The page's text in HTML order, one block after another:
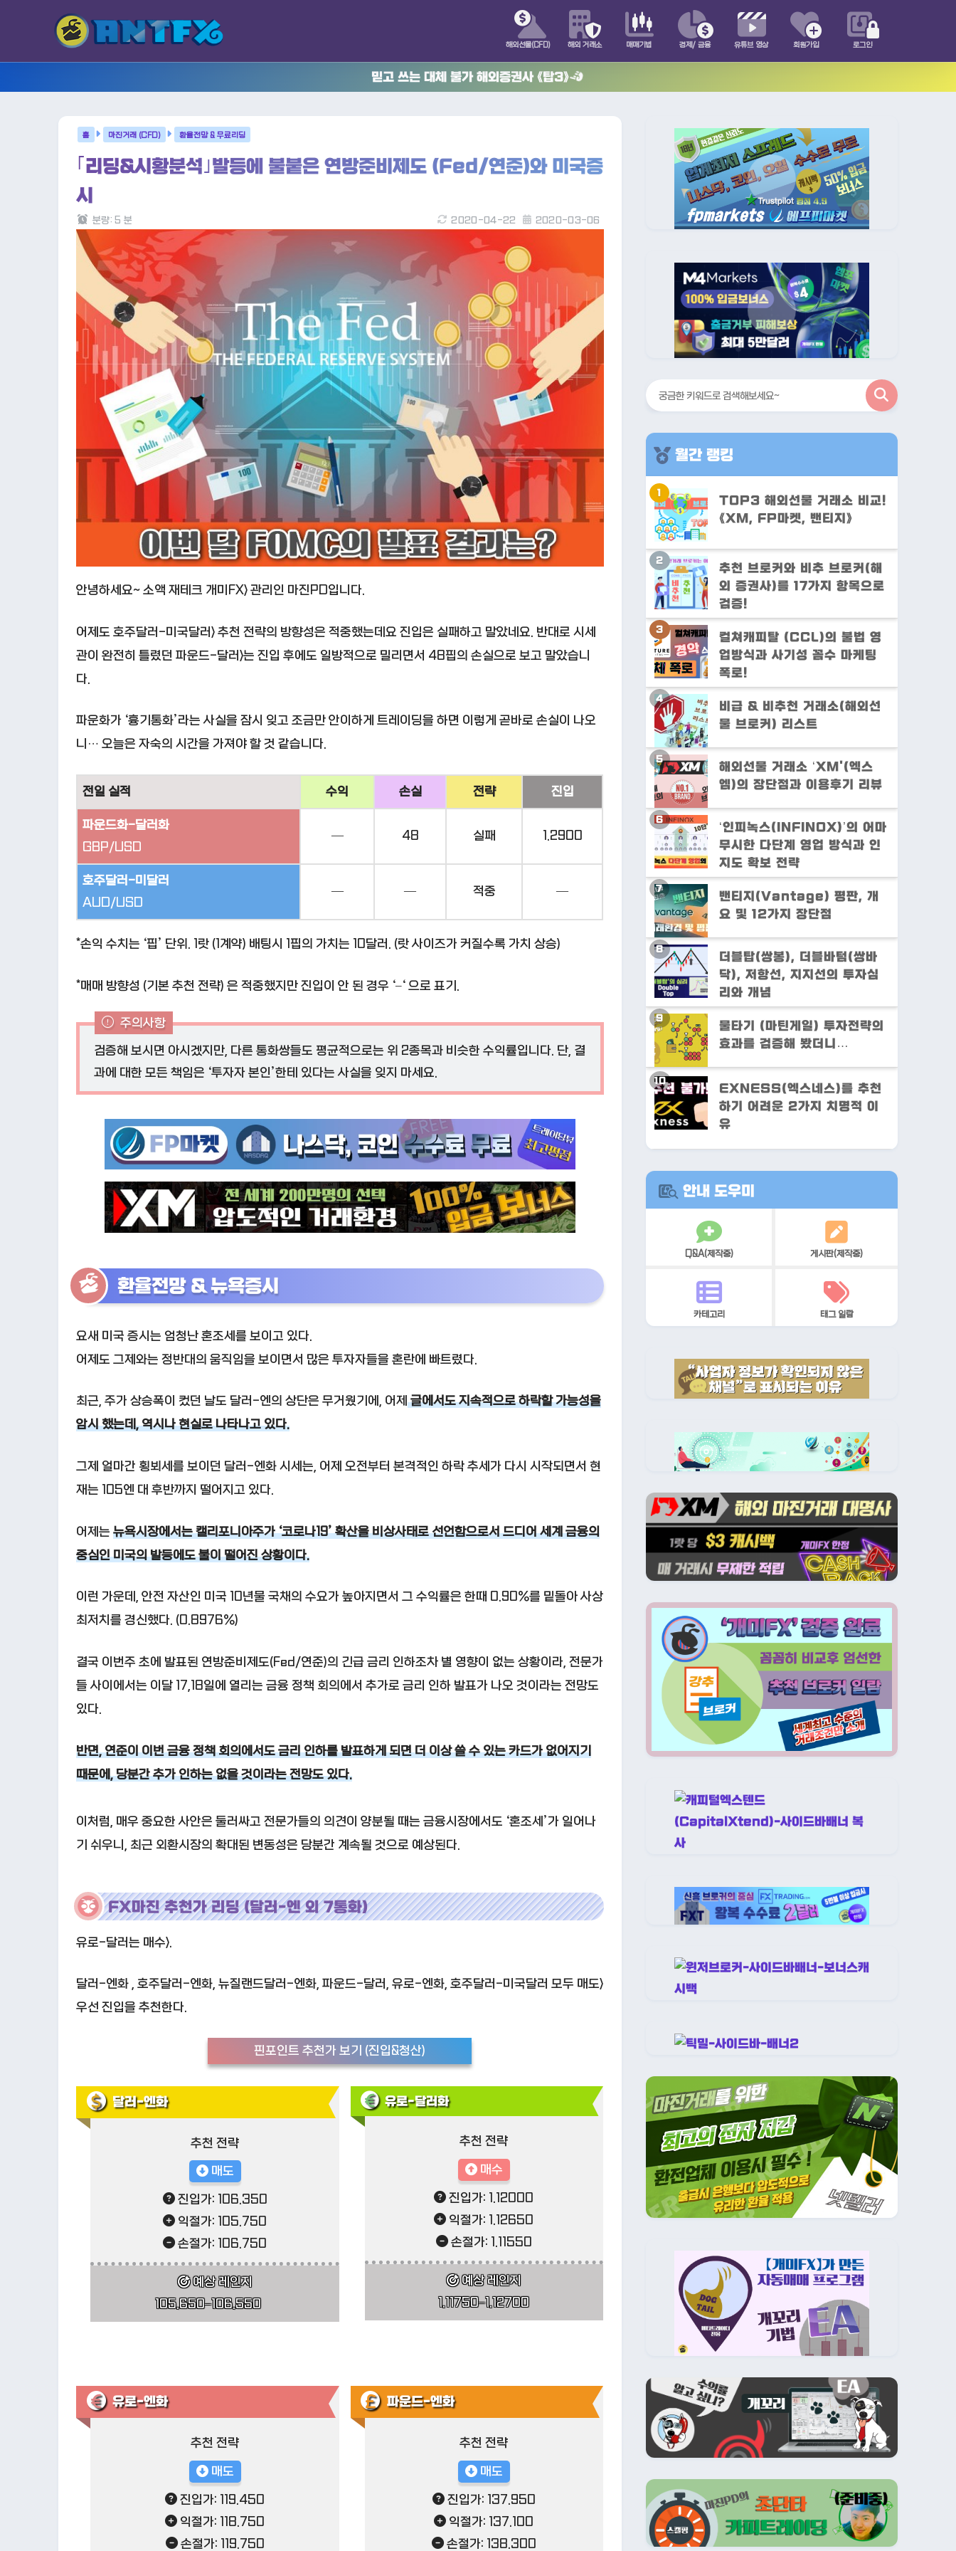
해외선물(CFD) 해외 거래소 매매기법 경제/ 금융 유튜브 영상 회원가입 로그인
믿고 쓰는 대체 불가 해외증권사 《탑3》
마진거래 (CFD) 환율전망 & 무료리딩
｢리딩&시황분석｣발등에 불붙은 연방준비제도 (Fed/연준)와 미국증
시
2020-03-06
2020-04-22
분량: 5 분
안녕하세요~ 소액 재테크 개미FX> 관리인 마진PD입니다.
어제도 호주달러-미국달러> 추천 전략의 방향성은 적중했는데요 진입은 실패하고 말았네요. 반대로 시세
관이 완전히 틀렸던 파운드-달러>는 진입 후에도 일방적으로 밀리면서 48핍의 손실으로 보고 말았습니
다.
파운화가 ‘흉기통화’라는 사실을 잠시 잊고 조금만 안이하게 트레이딩을 하면 이렇게 곧바로 손실이 나오
니… 오늘은 자숙의 시간을 가져야 할 것 같습니다.
전일 실적 수익 손실 전략 진입
파운드화-달러화
GBP/USD
— 48 실패 1.2900
호주달러-미달러
AUD/USD
— — 적중 —
*손익 수치는 ‘핍’ 단위. 1랏 (1계약) 배팅시 1핍의 가치는 10달러. (랏 사이즈가 커질수록 가치 상승)
*매매 방향성 (기본 추천 전략) 은 적중했지만 진입이 안 된 경우 ‘–‘ 으로 표기.
주의사항
검증해 보시면 아시겠지만, 다른 통화쌍들도 평균적으로는 위 2종목과 비슷한 수익률입니다. 단, 결
과에 대한 모든 책임은 ‘투자자 본인’한테 있다는 사실을 잊지 마세요.
환율전망 & 뉴욕증시
요새 미국 증시는 엄청난 혼조세를 보이고 있다.
어제도 그제와는 정반대의 움직임을 보이면서 많은 투자자들을 혼란에 빠트렸다.
최근, 주가 상승폭이 컸던 날도 달러-엔의 상단은 무거웠기에, 어제 글에서도 지속적으로 하락할 가능성을
암시 했는데, 역시나 현실로 나타나고 있다.
그제 얼마간 횡뵈세를 보이던 달러-엔화 시세는, 어제 오전부터 본격적인 하락 추세가 다시 시작되면서 현
재는 105엔 대 후반까지 떨어지고 있다.
어제는 뉴욕시장에서는 캘리포니아주가 ‘코로나19’ 확산을 비상사태로 선언함으로서 드디어 세계 금융의
중심인 미국의 발등에도 불이 떨어진 상황이다.
이런 가운데, 안전 자산인 미국 10년물 국채의 수요가 높아지면서 그 수익률은 한때 0.90%를 밑돌아 사상
최저치를 경신했다. (0.8976%)
결국 이번주 초에 발표된 연방준비제도(Fed/연준)의 긴급 금리 인하조차 별 영향이 없는 상황이라, 전문가
들 사이에서는 이달 17,18일에 열리는 금융 정책 회의에서 추가로 금리 인하 발표가 나오 것이라는 전망도
있다.
반면, 연준이 이번 금융 정책 회의에서도 금리 인하를 발표하게 되면 더 이상 쓸 수 있는 카드가 없어지기
때문에, 당분간 추가 인하는 없을 것이라는 전망도 있다.
이처럼, 매우 중요한 사안은 둘러싸고 전문가들의 의견이 양분될 때는 금융시장에서도 ‘혼조세’가 일어나
기 쉬우니, 최근 외환시장의 확대된 변동성은 당분간 계속될 것으로 예상된다.
FX마진 추천가 리딩 (달러-엔 외 7통화)
유로-달러는 매수>.
달러-엔화 , 호주달러-엔화, 뉴질랜드달러-엔화, 파운드-달러, 유로-엔화, 호주달러-미국달러 모두 매도>
우선 진입을 추천한다.
핀포인트 추천가 보기 (진입&청산)
달러-엔화
추천 전략
매도
진입가: 106.350
익절가: 105.750
손절가: 106.750
예상 레인지
105.650–106.550
유로-달러화
추천 전략
매수
진입가: 1.12000
익절가: 1.12650
손절가: 1.11550
예상 레인지
1.11750–1.12700
유로-엔화
추천 전략
매도
진입가: 119.450
익절가: 118.750
손절가: 119.750
파운드-엔화
추천 전략
매도
진입가: 137.950
익절가: 137.100
손절가: 138.300
검
월간 랭킹
TOP3 해외선물 거래소 비교!
《XM, FP마켓, 밴티지》
추천 브로커와 비추 브로커(해
외 증권사)를 17가지 항목으로
검증!
컬쳐캐피탈 (CCL)의 불법 영
업방식과 사기성 꼼수 마케팅
폭로!
비급 & 비추천 거래소(해외선
물 브로커) 리스트
해외선물 거래소 ‘XM'(엑스
엠)의 장단점과 이용후기 리뷰
‘인피녹스(INFINOX)’의 어마
무시한 다단계 영업 방식과 인
지도 확보 전략
밴티지(Vantage) 평판, 개
요 및 12가지 장단점
더블탑(쌍봉), 더블바텀(쌍바
닥), 저항선, 지지선의 투자심
리와 개념
물타기 (마틴게일) 투자전략의
효과를 검증해 봤더니…
EXNESS(엑스네스)를 추천
하기 어려운 2가지 치명적 이
유
안내 도우미
Q&A(제작중) 게시판(제작중)
카테고리 태그 일람